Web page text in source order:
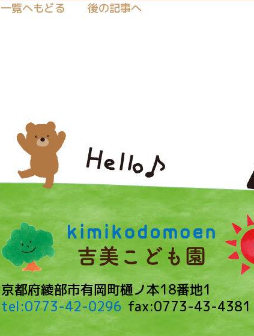
一覧へもどる 後の記事へ
京都府綾部市有岡町樋ノ本18番地1
tel:0773-42-0296 fax:0773-43-4381